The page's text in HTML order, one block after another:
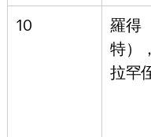
10
羅得
特）
拉罕